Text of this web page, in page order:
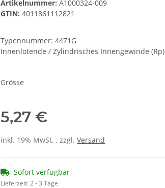
Artikelnummer: A1000324-009
GTIN: 4011861112821
Typennummer: 4471G
Innenlötende / Zylindrisches Innengewinde (Rp)
Grösse
5,27 €
inkl. 19% MwSt. , zzgl. Versand
Sofort verfügbar
Lieferzeit:2 - 3 Tage